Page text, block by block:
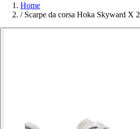
Home
/ Scarpe da corsa Hoka Skyward X 2